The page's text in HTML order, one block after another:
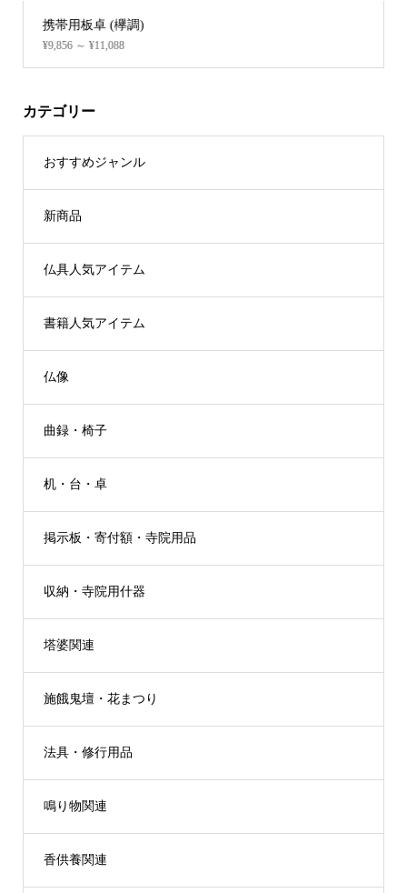
携帯用板卓 (欅調)
¥9,856 ～ ¥11,088
カテゴリー
おすすめジャンル
新商品
仏具人気アイテム
書籍人気アイテム
仏像
曲録・椅子
机・台・卓
掲示板・寄付額・寺院用品
収納・寺院用什器
塔婆関連
施餓鬼壇・花まつり
法具・修行用品
鳴り物関連
香供養関連